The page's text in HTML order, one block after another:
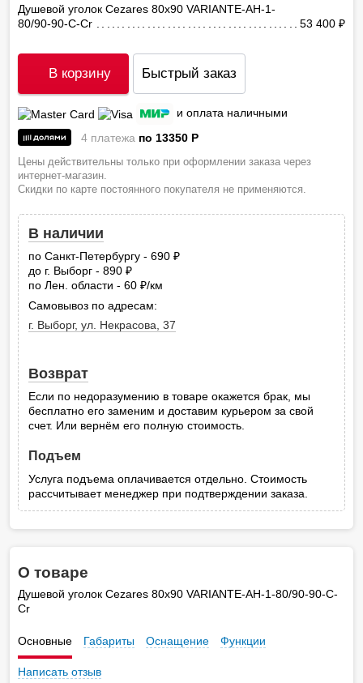
Душевой уголок Cezares 80х90 VARIANTE-AH-1-
80/90-90-C-Cr
53 400
В корзину Быстрый заказ
и оплата наличными
4 платежа по 13350 P
Цены действительны только при оформлении заказа через
интернет-магазин.
Скидки по карте постоянного покупателя не применяются.
В наличии
по Санкт-Петербургу - 690
до г. Выборг - 890
по Лен. области - 60
руб.
/км
Самовывоз по адресам:
г. Выборг, ул. Некрасова, 37
Возврат
Если по недоразумению в товаре окажется брак, мы
бесплатно его заменим и доставим курьером за свой
счет. Или вернём его полную стоимость.
Подъем
Услуга подъема оплачивается отдельно. Стоимость
рассчитывает менеджер при подтверждении заказа.
О товаре
Душевой уголок Cezares 80х90 VARIANTE-AH-1-80/90-90-C-
Cr
Основные Габариты Оснащение Функции
Написать отзыв